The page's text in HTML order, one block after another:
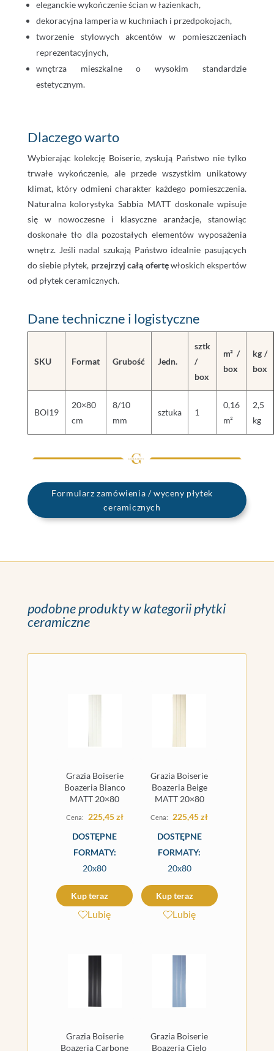
eleganckie wykończenie ścian w łazienkach,
dekoracyjna lamperia w kuchniach i przedpokojach,
tworzenie stylowych akcentów w pomieszczeniach
reprezentacyjnych,
wnętrza mieszkalne o wysokim standardzie
estetycznym.
Dlaczego warto
Wybierając kolekcję Boiserie, zyskują Państwo nie tylko
trwałe wykończenie, ale przede wszystkim unikatowy
klimat, który odmieni charakter każdego pomieszczenia.
Naturalna kolorystyka Sabbia MATT doskonale wpisuje
się w nowoczesne i klasyczne aranżacje, stanowiąc
doskonałe tło dla pozostałych elementów wyposażenia
wnętrz. Jeśli nadal szukają Państwo idealnie pasujących
do siebie płytek, przejrzyj całą ofertęwłoskich ekspertów
od płytek ceramicznych.
Dane techniczne i logistyczne
SKU Format Grubość Jedn.
sztk
/
box
m² /
box
kg /
box
BOI19
20×80
cm
8/10
mm
sztuka 1
0,16
m²
2,5
kg
Formularz zamówienia / wyceny płytek
ceramicznych
podobne produkty w kategorii płytki
ceramiczne
Grazia Boiserie
Boazeria Bianco
MATT 20×80
225,45zł
DOSTĘPNE
FORMATY:
20x80
Kup teraz
Lubię
Grazia Boiserie
Boazeria Beige
MATT 20×80
225,45zł
DOSTĘPNE
FORMATY:
20x80
Kup teraz
Lubię
Grazia Boiserie
Boazeria Carbone
Grazia Boiserie
Boazeria Cielo